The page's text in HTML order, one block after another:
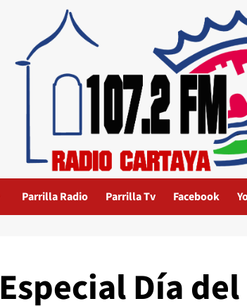
Parrilla Radio Parrilla Tv Facebook
Día del